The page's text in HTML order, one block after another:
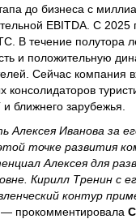
до бизнеса с
EBITDA. С 2025
В течение полутора
и положительную
Сейчас компания
консолидаторов
ближнего зарубежья.
Алексея Иванова за
точке развития
Алексея для
Кирилл Тренин с
контур
— прокомментировала